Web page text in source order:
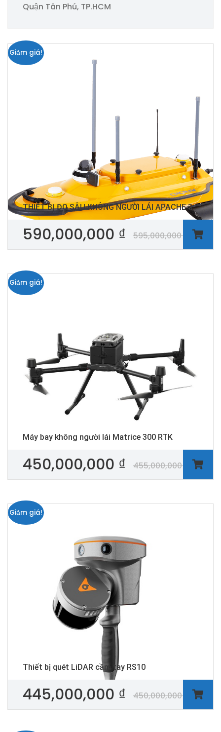
Quận Tân Phú, TP.HCM
Giảm giá!
THIẾT BỊ ĐO SÂU KHÔNG NGƯỜI LÁI APACHE 3
595,000,000
590,000,000 ₫
Giảm giá!
Máy bay không người lái Matrice 300 RTK
455,000,000
450,000,000 ₫
Giảm giá!
Thiết bị quét LiDAR cầm tay RS10
450,000,000
445,000,000 ₫